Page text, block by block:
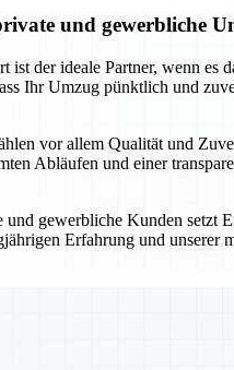
und gewerbliche
der ideale Partner, wenn
Ihr Umzug pünktlich und
vor allem Qualität und
Abläufen und einer
gewerbliche Kunden setzt
Erfahrung und unserer